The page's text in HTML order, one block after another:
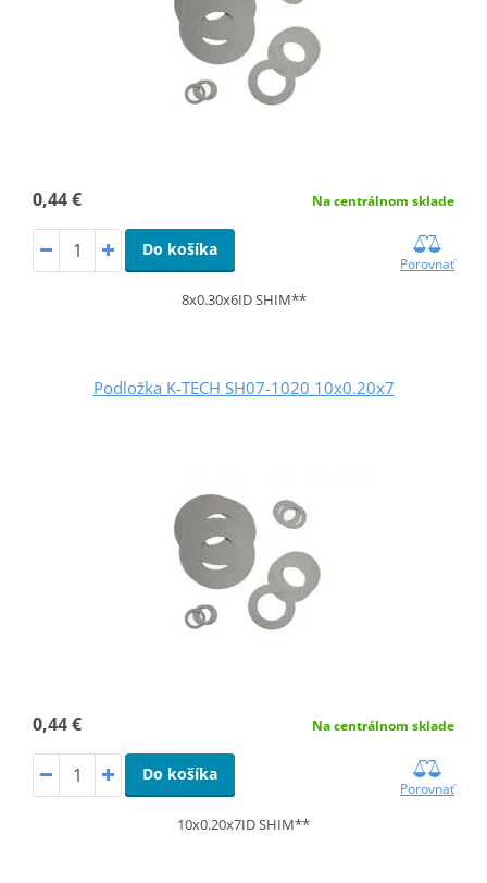
0,44 € Na centrálnom sklade
Do košíka
Porovnať
8x0.30x6ID SHIM**
Podložka K-TECH SH07-1020 10x0.20x7
0,44 € Na centrálnom sklade
Do košíka
Porovnať
10x0.20x7ID SHIM**